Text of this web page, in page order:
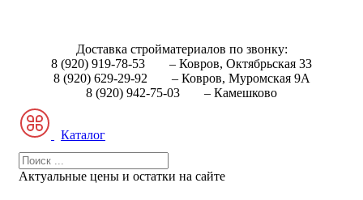
Доставка стройматериалов по звонку:
8 (920) 919-78-53
– Ковров, Октябрьская 33
8 (920) 629-29-92
– Ковров, Муромская 9А
8 (920) 942-75-03
– Камешково
Каталог
Актуальные цены и остатки на сайте